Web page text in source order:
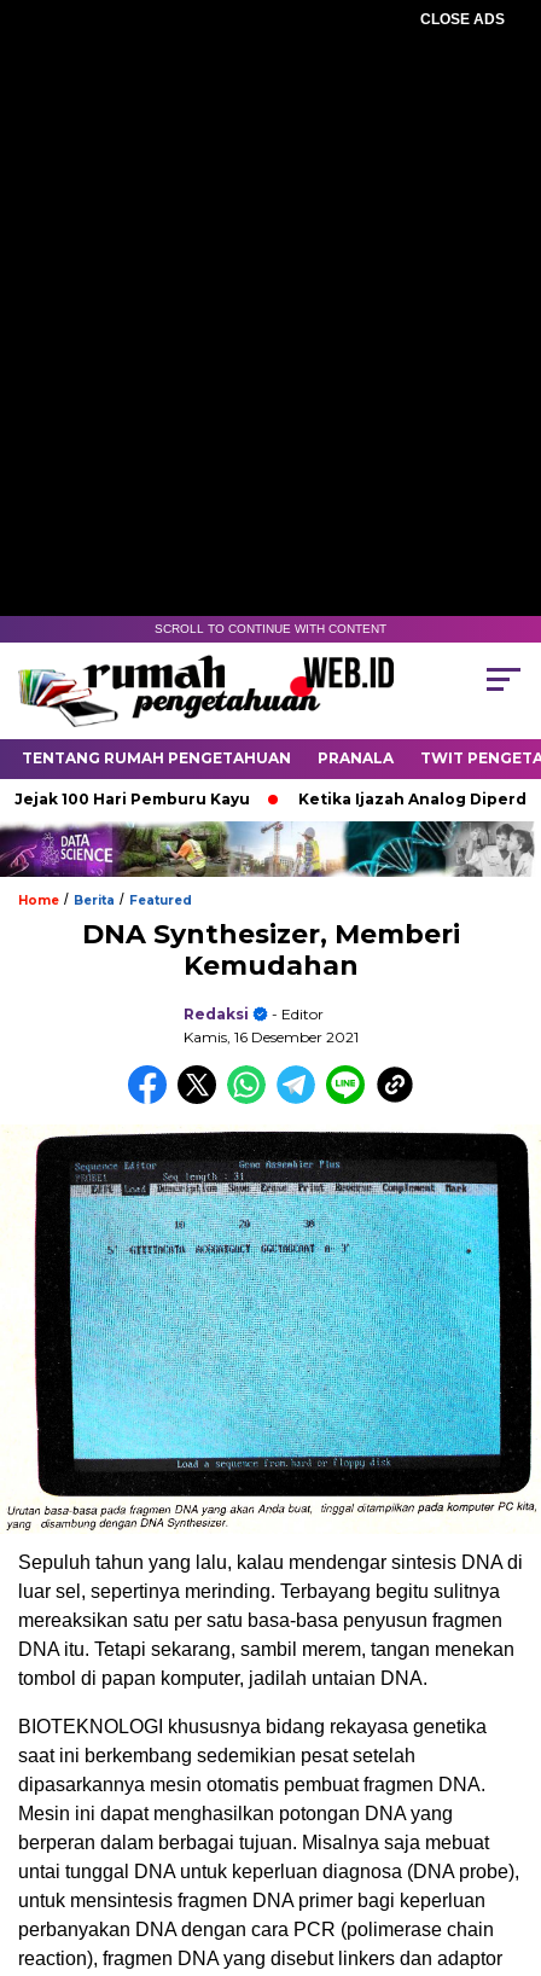
CLOSE ADS
SCROLL TO CONTINUE WITH CONTENT
TENTANG RUMAH PENGETAHUAN PRANALA TWIT
100 Hari Pemburu Kayu Ketika Ijazah Analog
Home / Berita / Featured
DNA Synthesizer, Memberi
Kemudahan
Redaksi
- Editor
Kamis, 16 Desember 2021
Sepuluh tahun yang lalu, kalau mendengar sintesis DNA di
luar sel, sepertinya merinding. Terbayang begitu sulitnya
mereaksikan satu per satu basa-basa penyusun fragmen
DNA itu. Tetapi sekarang, sambil merem, tangan menekan
tombol di papan komputer, jadilah untaian DNA.
BIOTEKNOLOGI khususnya bidang rekayasa genetika
saat ini berkembang sedemikian pesat setelah
dipasarkannya mesin otomatis pembuat fragmen DNA.
Mesin ini dapat menghasilkan potongan DNA yang
berperan dalam berbagai tujuan. Misalnya saja mebuat
untai tunggal DNA untuk keperluan diagnosa (DNA probe),
untuk mensintesis fragmen DNA primer bagi keperluan
perbanyakan DNA dengan cara PCR (polimerase chain
reaction), fragmen DNA yang disebut linkers dan adaptor